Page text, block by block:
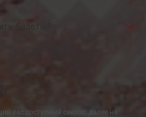
билеты?
вас доступный сектор, далее на